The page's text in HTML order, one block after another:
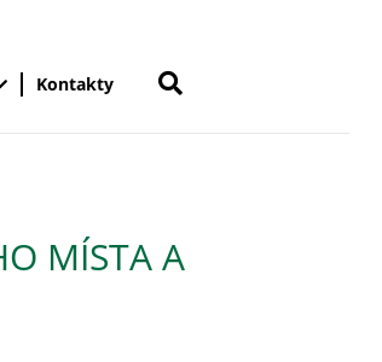
Kontakty
MÍSTA A